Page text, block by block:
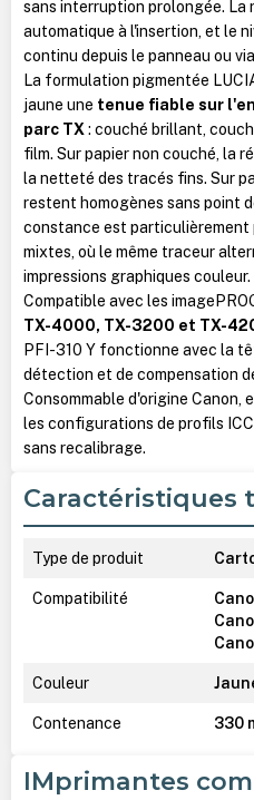
sans interruption prolongée. La
automatique à l'insertion, et le
continu depuis le panneau ou
La formulation pigmentée
jaune une tenue fiable sur
parc TX : couché brillant,
film. Sur papier non couché, la
la netteté des tracés fins. Sur
restent homogènes sans point
constance est particulièrement
mixtes, où le même traceur
impressions graphiques couleur.
Compatible avec les
TX-4000, TX-3200 et TX-
PFI-310 Y fonctionne avec la
détection et de compensation
Consommable d'origine Canon,
les configurations de profils
sans recalibrage.
Caractéristiques
Type de produit
Compatibilité
Couleur
Contenance 330
IMprimantes